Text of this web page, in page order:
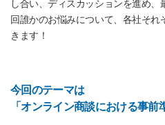
し合い、ディスカッションを進め
回誰かのお悩みについて、各社そ
きます！
今回のテーマは
「オンライン商談における事前